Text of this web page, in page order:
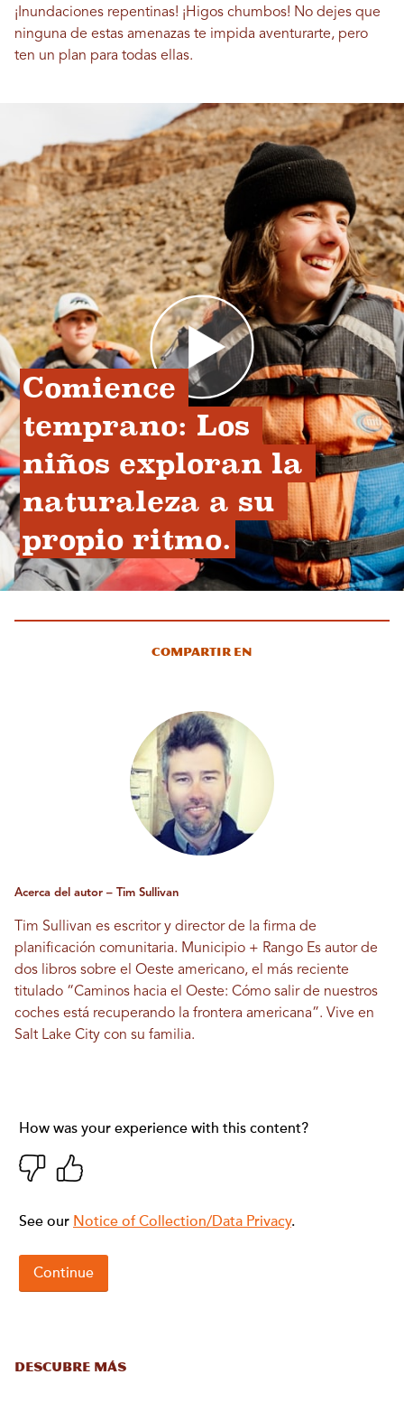
¡Inundaciones repentinas! ¡Higos chumbos! No dejes que
ninguna de estas amenazas te impida aventurarte, pero
ten un plan para todas ellas.
Comience
temprano: Los
niños exploran la
naturaleza a su
propio ritmo.
Compartir en
Acerca del autor – Tim Sullivan
Tim Sullivan es escritor y director de la firma de
planificación comunitaria. Municipio + Rango Es autor de
dos libros sobre el Oeste americano, el más reciente
titulado “Caminos hacia el Oeste: Cómo salir de nuestros
coches está recuperando la frontera americana”. Vive en
Salt Lake City con su familia.
DESCUBRE MÁS